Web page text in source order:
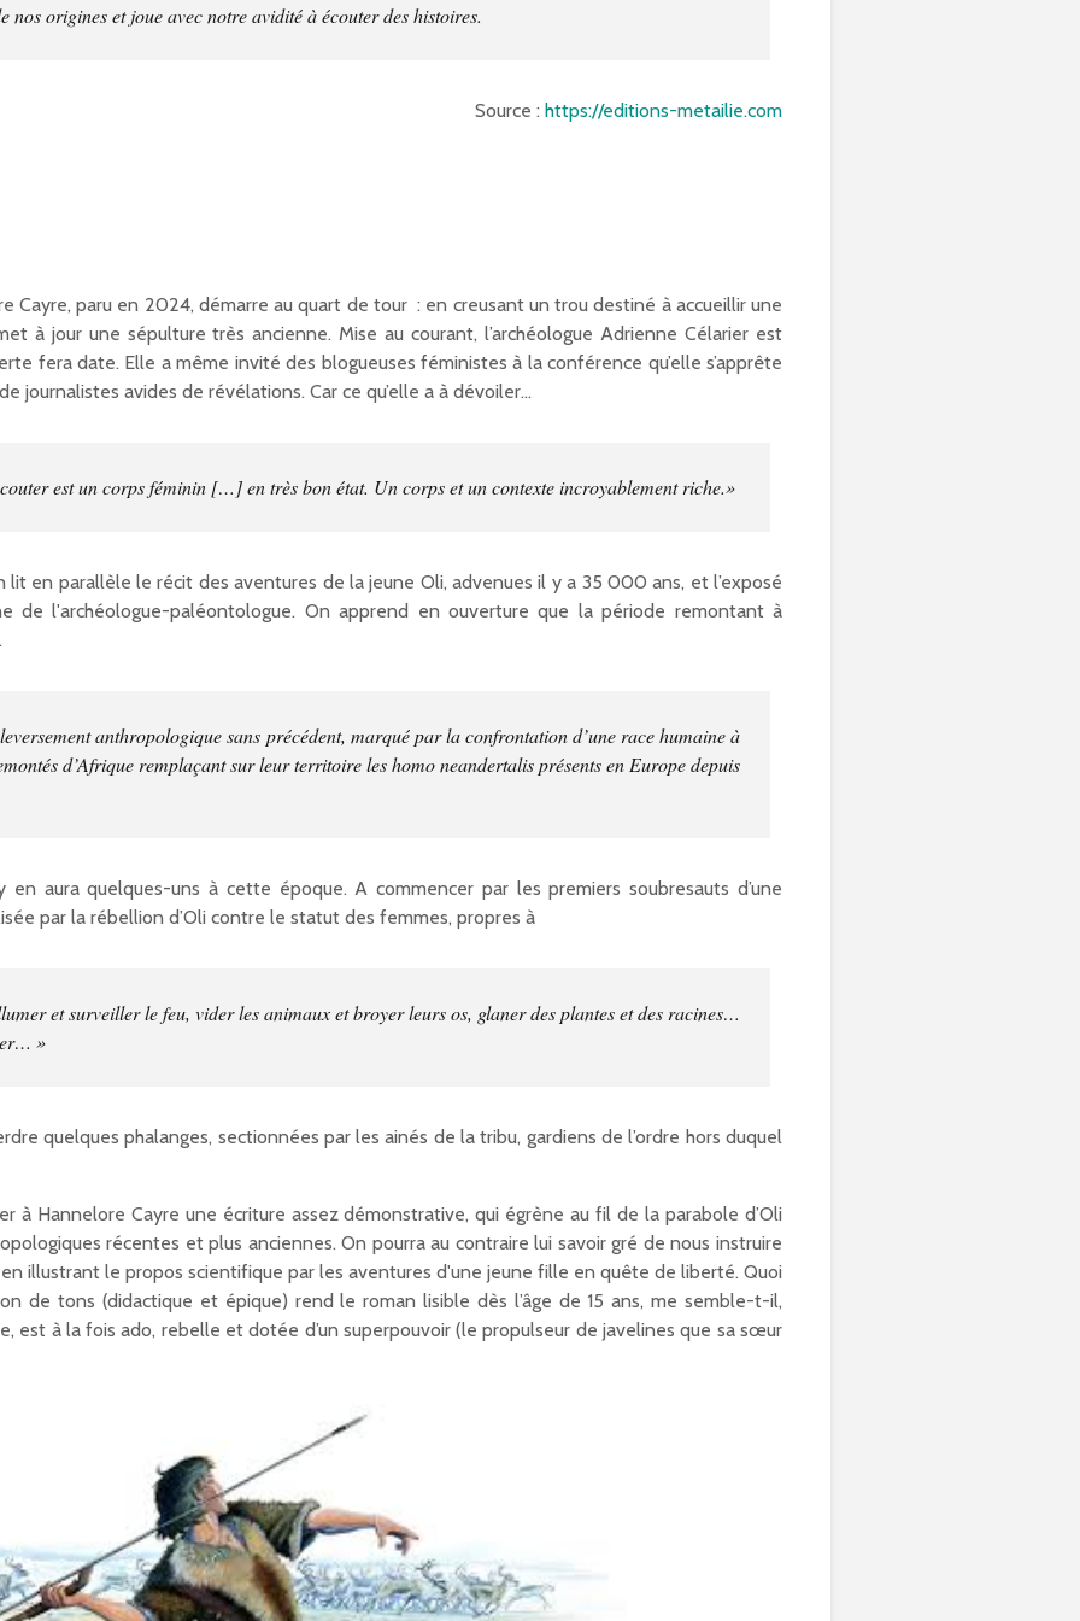
nos origines et joue avec notre avidité à écouter des histoires.
Source : https://editions-metailie.com
Cayre, paru en 2024, démarre au quart de tour : en creusant un trou destiné à accueillir une
à jour une sépulture très ancienne. Mise au courant, l’archéologue Adrienne Célarier est
fera date. Elle a même invité des blogueuses féministes à la conférence qu’elle s’apprête
journalistes avides de révélations. Car ce qu’elle a à dévoiler...
est un corps féminin […] en très bon état. Un corps et un contexte incroyablement riche.»
lit en parallèle le récit des aventures de la jeune Oli, advenues il y a 35 000 ans, et l’exposé
de l'archéologue-paléontologue. On apprend en ouverture que la période remontant à
anthropologique sans précédent, marqué par la confrontation d’une race humaine à
d’Afrique remplaçant sur leur territoire les homo neandertalis présents en Europe depuis
aura quelques-uns à cette époque. A commencer par les premiers soubresauts d’une
par la rébellion d’Oli contre le statut des femmes, propres à
et surveiller le feu, vider les animaux et broyer leurs os, glaner des plantes et des racines…
»
quelques phalanges, sectionnées par les ainés de la tribu, gardiens de l’ordre hors duquel
à Hannelore Cayre une écriture assez démonstrative, qui égrène au fil de la parabole d’Oli
récentes et plus anciennes. On pourra au contraire lui savoir gré de nous instruire
en illustrant le propos scientifique par les aventures d'une jeune fille en quête de liberté. Quoi
de tons (didactique et épique) rend le roman lisible dès l’âge de 15 ans, me semble-t-il,
est à la fois ado, rebelle et dotée d’un superpouvoir (le propulseur de javelines que sa sœur